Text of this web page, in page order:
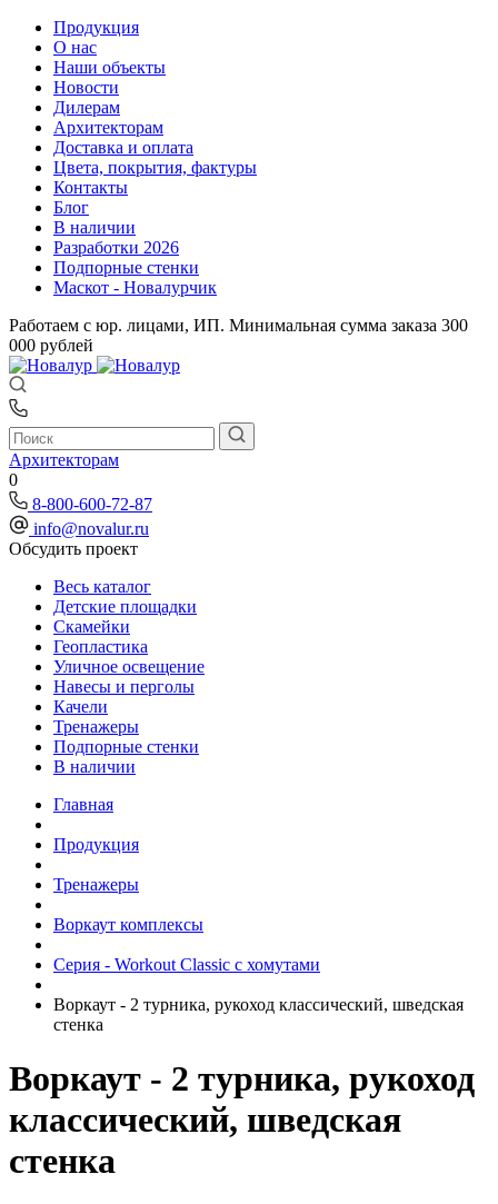
Продукция
О нас
Наши объекты
Новости
Дилерам
Архитекторам
Доставка и оплата
Цвета, покрытия, фактуры
Контакты
Блог
В наличии
Разработки 2026
Подпорные стенки
Маскот - Новалурчик
Работаем с юр. лицами, ИП. Минимальная сумма заказа 300
000 рублей
Архитекторам
0
8-800-600-72-87
info@novalur.ru
Обсудить проект
Весь каталог
Детские площадки
Скамейки
Геопластика
Уличное освещение
Навесы и перголы
Качели
Тренажеры
Подпорные стенки
В наличии
Главная
Продукция
Тренажеры
Воркаут комплексы
Серия - Workout Classic с хомутами
Воркаут - 2 турника, рукоход классический, шведская
стенка
Воркаут - 2 турника, рукоход
классический, шведская
стенка